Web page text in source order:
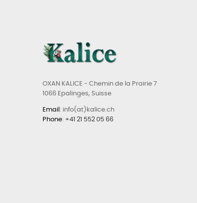
OXAN KALICE - Chemin de la Prairie 7
1066 Epalinges, Suisse
Email : info(at)kalice.ch
Phone: +41 21 552 05 66